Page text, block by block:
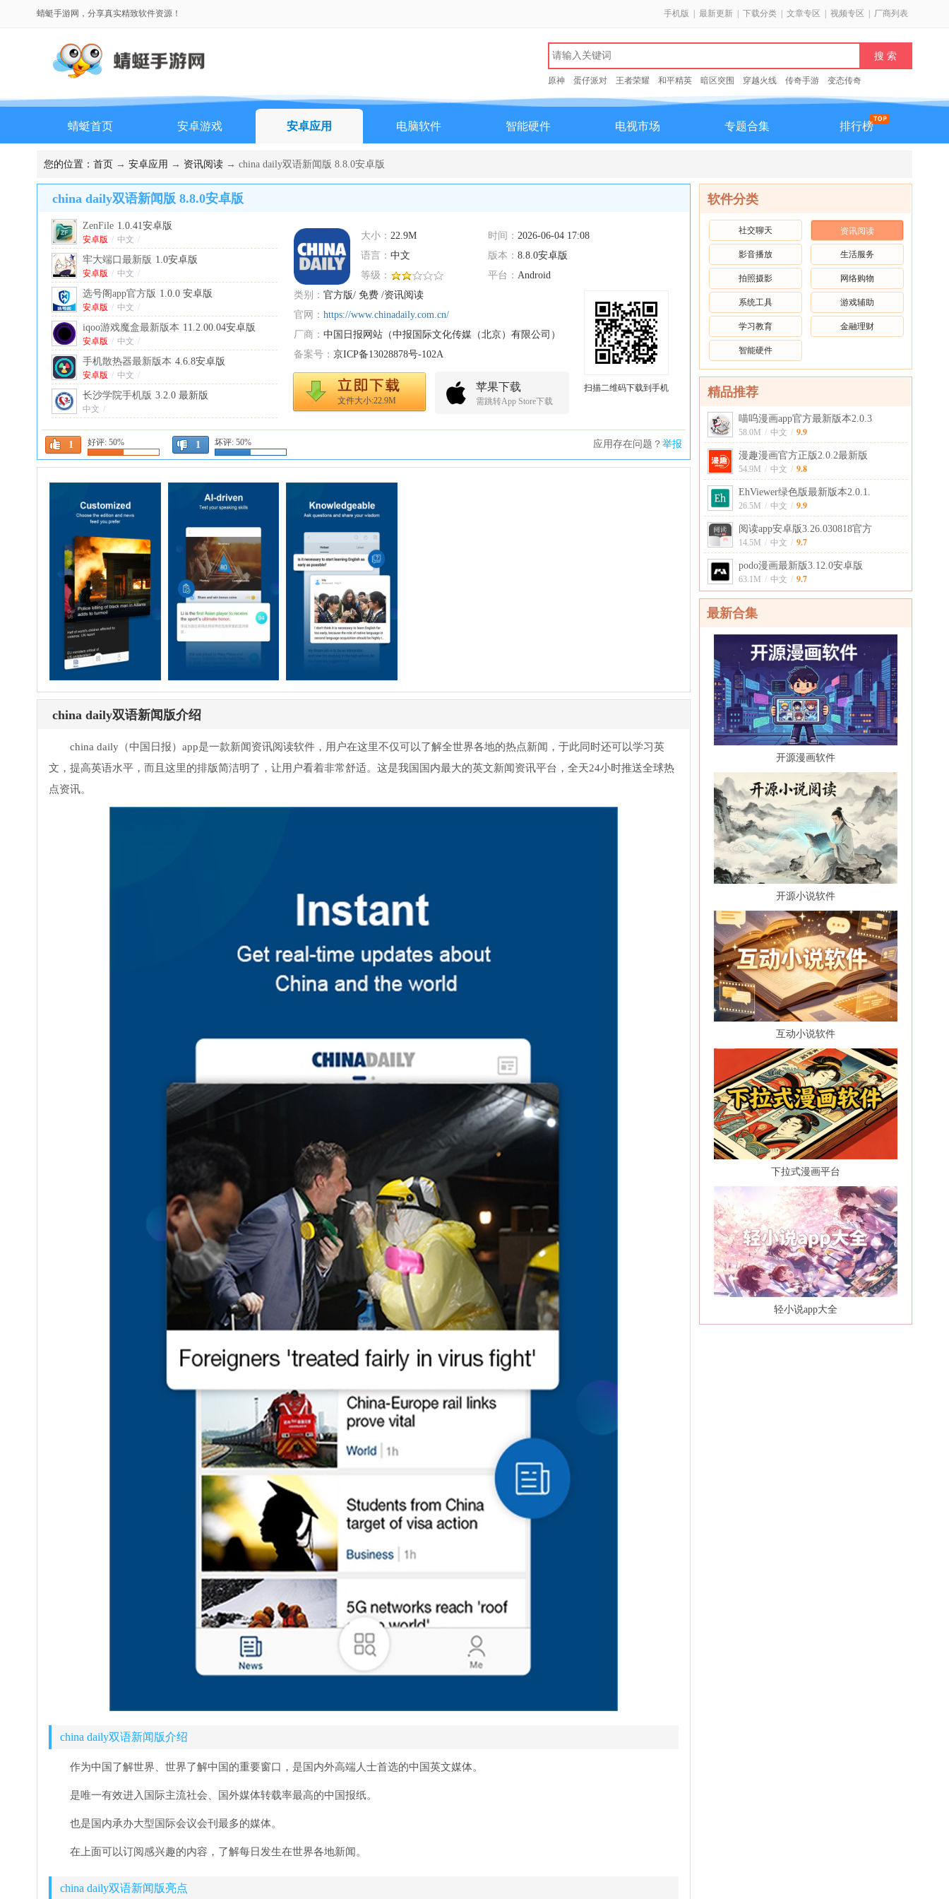
蜻蜓手游网，分享真实精致软件资源！ 手机版 最新更新 下载分类 文章专区 视频专区 厂商列表
原神 蛋仔派对 王者荣耀 和平精英 暗区突围 穿越火线 传奇手游 变态传奇
蜻蜓首页 安卓游戏 安卓应用 电脑软件 智能硬件 电视市场 专题合集 排行榜
您的位置： 首页 → 安卓应用 → 资讯阅读 → china daily双语新闻版 8.8.0安卓版
china daily双语新闻版 8.8.0安卓版
大小： 22.9M 时间： 2026-06-04 17:08
语言： 中文 版本： 8.8.0安卓版
等级：
平台： Android
类别： 官方版/ 免费 /资讯阅读
官网： https://www.chinadaily.com.cn/
厂商： 中国日报网站（中报国际文化传媒（北京）有限公司）
备案号： 京ICP备13028878号-102A
文件大小:22.9M
苹果下载
需跳转App Store下载
1 好评: 50% 1 坏评: 50% 应用存在问题？ 举报
ZenFile 1.0.41安卓版
安卓版 / 中文 /
牢大端口最新版 1.0安卓版
安卓版 / 中文 /
选号阁app官方版 1.0.0 安卓版
安卓版 / 中文 /
iqoo游戏魔盒最新版本 11.2.00.04安卓版
安卓版 / 中文 /
手机散热器最新版本 4.6.8安卓版
安卓版 / 中文 /
长沙学院手机版 3.2.0 最新版
中文 /
北巷软件库 4.9 最新版
中文 /
眸音 1.5.24安卓版
2.2.32安卓版
安卓版 / 中文
3.0.190.260413 安卓版
安卓版 / 中文 /
扫描二维码下载到手机
china daily双语新闻版介绍
china daily（中国日报）app是一款新闻资讯阅读软件，用户在这里不仅可以了解全世界各地的热点新闻，于此同时还可以学习英
文，提高英语水平，而且这里的排版简洁明了，让用户看着非常舒适。这是我国国内最大的英文新闻资讯平台，全天24小时推送全球热
点资讯。
china daily双语新闻版介绍
作为中国了解世界、世界了解中国的重要窗口，是国内外高端人士首选的中国英文媒体。
是唯一有效进入国际主流社会、国外媒体转载率最高的中国报纸。
也是国内承办大型国际会议会刊最多的媒体。
在上面可以订阅感兴趣的内容，了解每日发生在世界各地新闻。
china daily双语新闻版亮点
软件分类
社交聊天 资讯阅读
影音播放 生活服务
拍照摄影 网络购物
系统工具 游戏辅助
学习教育 金融理财
智能硬件
精品推荐
喵呜漫画app官方最新版本2.0.3
58.0M / 中文 / 9.9
漫趣漫画官方正版2.0.2最新版
54.9M / 中文 / 9.8
EhViewer绿色版最新版本2.0.1.
26.5M / 中文 / 9.9
阅读app安卓版3.26.030818官方
14.5M / 中文 / 9.7
podo漫画最新版3.12.0安卓版
63.1M / 中文 / 9.7
最新合集
开源漫画软件
开源小说软件
互动小说软件
下拉式漫画平台
轻小说app大全